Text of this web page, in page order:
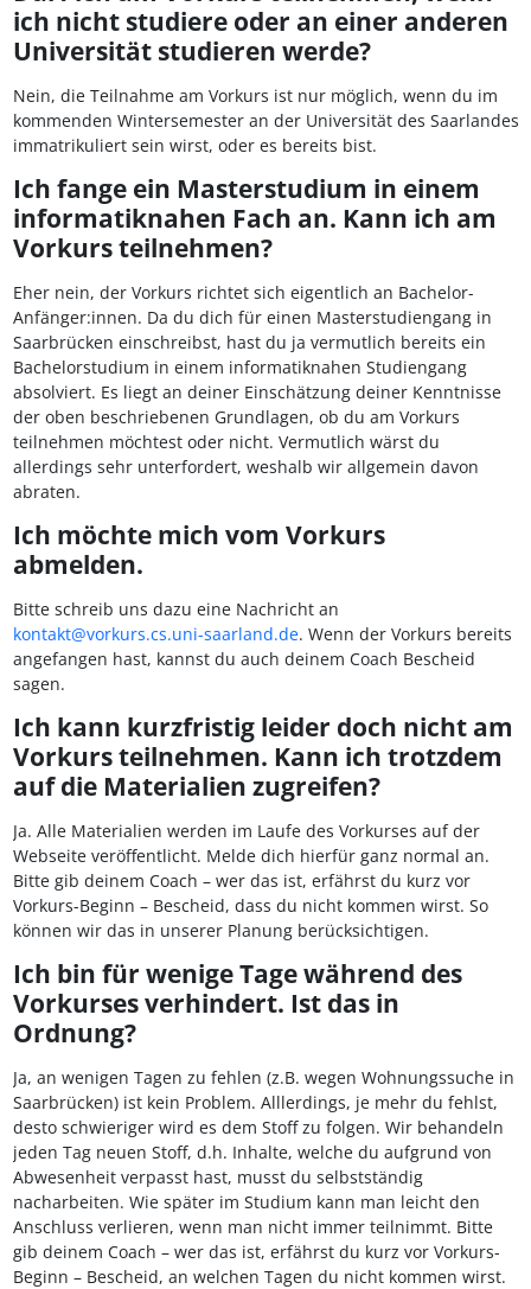
ich nicht studiere oder an einer anderen
Universität studieren werde?
Nein, die Teilnahme am Vorkurs ist nur möglich, wenn du im
kommenden Wintersemester an der Universität des Saarlandes
immatrikuliert sein wirst, oder es bereits bist.
Ich fange ein Masterstudium in einem
informatiknahen Fach an. Kann ich am
Vorkurs teilnehmen?
Eher nein, der Vorkurs richtet sich eigentlich an Bachelor-
Anfänger:innen. Da du dich für einen Masterstudiengang in
Saarbrücken einschreibst, hast du ja vermutlich bereits ein
Bachelorstudium in einem informatiknahen Studiengang
absolviert. Es liegt an deiner Einschätzung deiner Kenntnisse
der oben beschriebenen Grundlagen, ob du am Vorkurs
teilnehmen möchtest oder nicht. Vermutlich wärst du
allerdings sehr unterfordert, weshalb wir allgemein davon
abraten.
Ich möchte mich vom Vorkurs
abmelden.
Bitte schreib uns dazu eine Nachricht an
kontakt@vorkurs.cs.uni-saarland.de. Wenn der Vorkurs bereits
angefangen hast, kannst du auch deinem Coach Bescheid
sagen.
Ich kann kurzfristig leider doch nicht am
Vorkurs teilnehmen. Kann ich trotzdem
auf die Materialien zugreifen?
Ja. Alle Materialien werden im Laufe des Vorkurses auf der
Webseite veröffentlicht. Melde dich hierfür ganz normal an.
Bitte gib deinem Coach – wer das ist, erfährst du kurz vor
Vorkurs-Beginn – Bescheid, dass du nicht kommen wirst. So
können wir das in unserer Planung berücksichtigen.
Ich bin für wenige Tage während des
Vorkurses verhindert. Ist das in
Ordnung?
Ja, an wenigen Tagen zu fehlen (z.B. wegen Wohnungssuche in
Saarbrücken) ist kein Problem. Alllerdings, je mehr du fehlst,
desto schwieriger wird es dem Stoff zu folgen. Wir behandeln
jeden Tag neuen Stoff, d.h. Inhalte, welche du aufgrund von
Abwesenheit verpasst hast, musst du selbstständig
nacharbeiten. Wie später im Studium kann man leicht den
Anschluss verlieren, wenn man nicht immer teilnimmt. Bitte
gib deinem Coach – wer das ist, erfährst du kurz vor Vorkurs-
Beginn – Bescheid, an welchen Tagen du nicht kommen wirst.